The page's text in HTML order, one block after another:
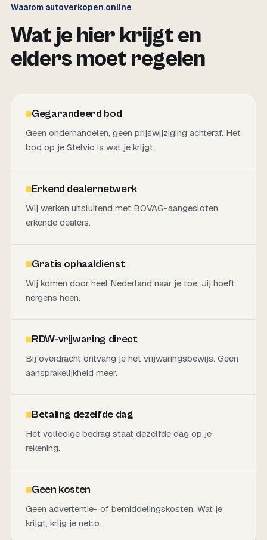
Waarom autoverkopen.online
Wat je hier krijgt en
elders moet regelen
Gegarandeerd bod
Geen onderhandelen, geen prijswijziging achteraf. Het
bod op je Stelvio is wat je krijgt.
Erkend dealernetwerk
Wij werken uitsluitend met BOVAG-aangesloten,
erkende dealers.
Gratis ophaaldienst
Wij komen door heel Nederland naar je toe. Jij hoeft
nergens heen.
RDW-vrijwaring direct
Bij overdracht ontvang je het vrijwaringsbewijs. Geen
aansprakelijkheid meer.
Betaling dezelfde dag
Het volledige bedrag staat dezelfde dag op je
rekening.
Geen kosten
Geen advertentie- of bemiddelingskosten. Wat je
krijgt, krijg je netto.